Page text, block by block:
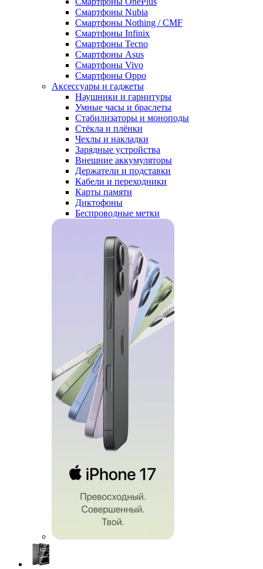
Смартфоны Nubia
Смартфоны Nothing / CMF
Смартфоны Infinix
Смартфоны Tecno
Смартфоны Asus
Смартфоны Vivo
Смартфоны Oppo
Аксессуары и гаджеты
Наушники и гарнитуры
Умные часы и браслеты
Стабилизаторы и моноподы
Стёкла и плёнки
Чехлы и накладки
Зарядные устройства
Внешние аккумуляторы
Держатели и подставки
Кабели и переходники
Карты памяти
Диктофоны
Беспроводные метки